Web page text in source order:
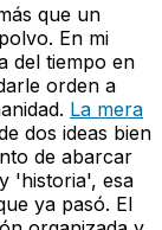
que un
En mi
del tiempo en
orden a
La mera
dos ideas bien
de abarcar
'historia', esa
ya pasó. El